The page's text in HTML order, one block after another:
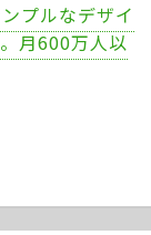
プルなデザイ
月600万人以